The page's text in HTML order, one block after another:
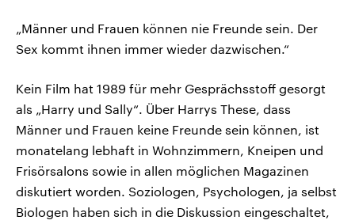
„Männer und Frauen können nie Freunde sein. Der
Sex kommt ihnen immer wieder dazwischen.“
Kein Film hat 1989 für mehr Gesprächsstoff gesorgt
als „Harry und Sally“. Über Harrys These, dass
Männer und Frauen keine Freunde sein können, ist
monatelang lebhaft in Wohnzimmern, Kneipen und
Frisörsalons sowie in allen möglichen Magazinen
diskutiert worden. Soziologen, Psychologen, ja selbst
Biologen haben sich in die Diskussion eingeschaltet,